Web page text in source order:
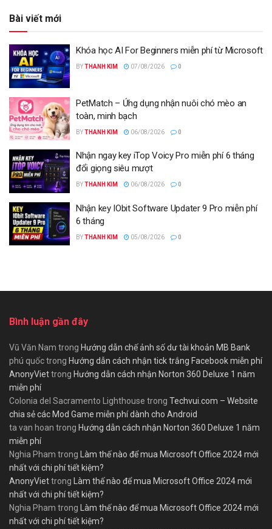
Bài viết mới
Khóa học AI For Beginners miễn phí từ Microsoft
BYTHANH KIM 07/08/2026 0
PetMatch – Ứng dụng nhận nuôi chó mèo an
toàn, minh bạch
BYTHANH KIM 06/08/2026 0
Nhận ngay key iTop Voicy Pro miễn phí 6 tháng
đổi giọng siêu mượt
BYTHANH KIM 06/08/2026 0
Nhận key IObit Software Updater 9 Pro miễn phí
6 tháng
BYTHANH KIM 05/08/2026 0
Bình luận gần đây
Vũ Văn Nam trong Hướng dẫn chế ảnh số dư tài khoản MB Bank
phú quốctrong Hướng dẫn cách nhận tick trắng Facebook miễn phí
AnonyViettrong Hướng dẫn cách nhận Norton 360 Deluxe 1 năm
miễn phí
Colonia del Sacramento Lighthouse trong Techvui.com – Website
chia sẻ các Mod Game miễn phí dành cho Android
ta van hoan trong Hướng dẫn cách nhận Norton 360 Deluxe 1 năm
miễn phí
Nghia Pham trong
Làm thế nào để mua Microsoft Office 2024 mới
nhất với chi phí tiết kiệm?
AnonyViettrong
Làm thế nào để mua Microsoft Office 2024 mới
nhất với chi phí tiết kiệm?
Nghia Pham trong
Làm thế nào để mua Microsoft Office 2024 mới
nhất với chi phí tiết kiệm?